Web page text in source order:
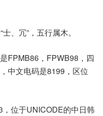
、冗”，五行属木。
FPMB86，FPWB98，四
中文电码是8199，区位
，位于UNICODE的中日韩